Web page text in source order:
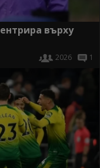
върху
2026 1